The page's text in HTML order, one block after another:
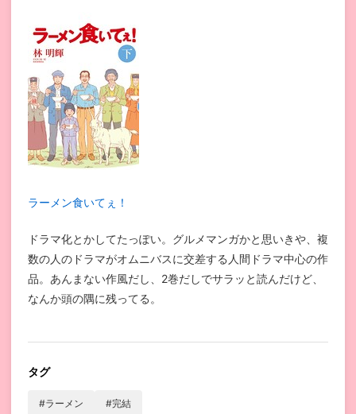
ラーメン食いてぇ！
ドラマ化とかしてたっぽい。グルメマンガかと思いきや、複
数の人のドラマがオムニバスに交差する人間ドラマ中心の作
品。あんまない作風だし、2巻だしでサラッと読んだけど、
なんか頭の隅に残ってる。
タグ
#ラーメン #完結